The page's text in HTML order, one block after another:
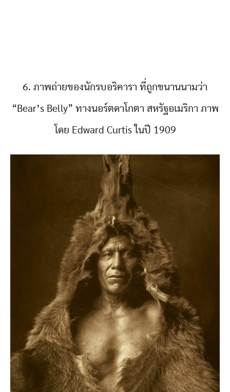
6. ภาพถ่ายของนักรบอริคารา ที่ถูกขนานนามว่า
“Bear’s Belly” ทางนอร์ตดาโกตา สหรัฐอเมริกา ภาพ
โดย Edward Curtis ในปี 1909